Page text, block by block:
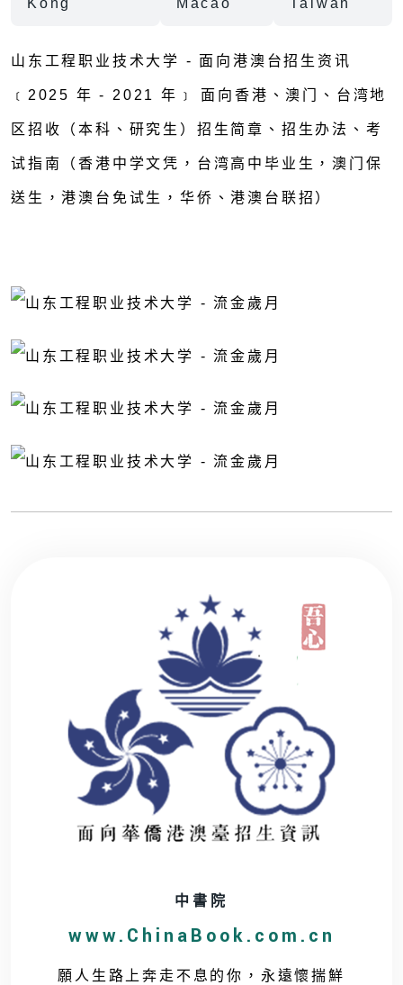
Kong Macao Taiwan
山东工程职业技术大学 - 面向港澳台招生资讯
﹝2025 年 - 2021 年﹞ 面向香港、澳门、台湾地
区招收（本科、研究生）招生简章、招生办法、考
试指南（香港中学文凭，台湾高中毕业生，澳门保
送生，港澳台免试生，华侨、港澳台联招）
中書院
www.ChinaBook.com.cn
願人生路上奔走不息的你，永遠懷揣鮮